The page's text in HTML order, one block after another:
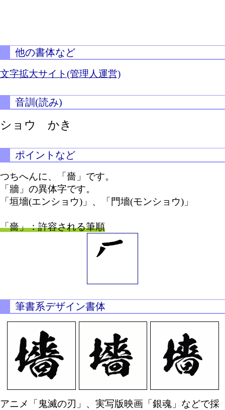
他の書体など
文字拡大サイト(管理人運営)
音訓(読み)
ショウ かき
ポイントなど
つちへんに、「嗇」です。
「牆」の異体字です。
「垣墻(エンショウ)」、「門墻(モンショウ)」
「嗇」：許容される筆順
筆書系デザイン書体
アニメ「鬼滅の刃」、実写版映画「銀魂」などで採